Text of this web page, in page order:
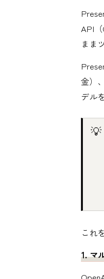
API
まま
金）、
デル
これ
1. マ